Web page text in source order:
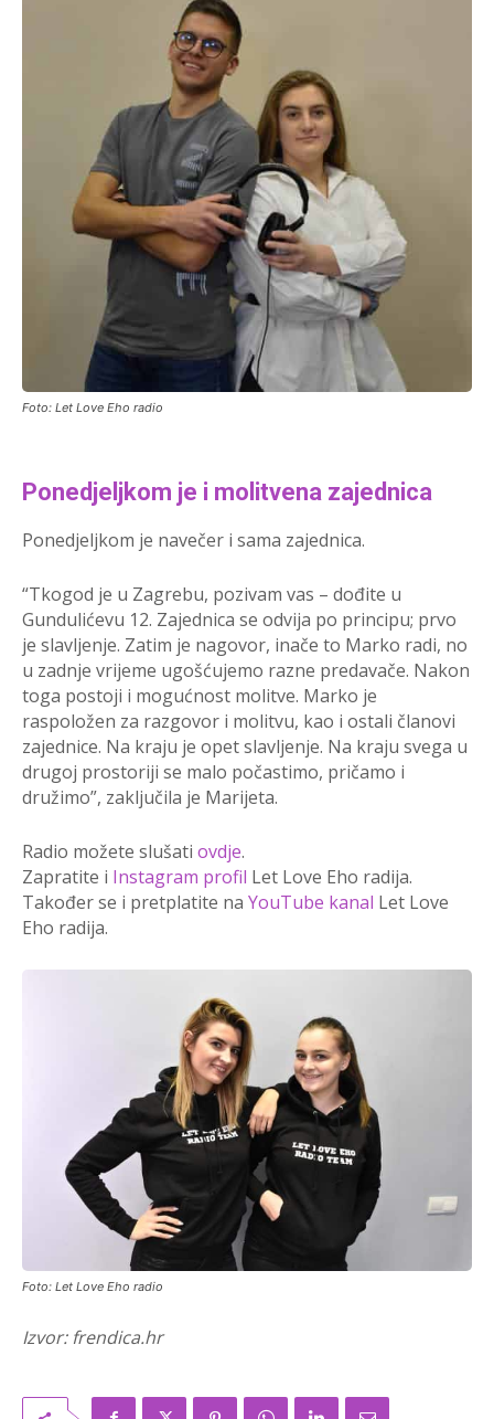
Foto: Let Love Eho radio
Ponedjeljkom je i molitvena zajednica
Ponedjeljkom je navečer i sama zajednica.
“Tkogod je u Zagrebu, pozivam vas – dođite u
Gundulićevu 12. Zajednica se odvija po principu; prvo
je slavljenje. Zatim je nagovor, inače to Marko radi, no
u zadnje vrijeme ugošćujemo razne predavače. Nakon
toga postoji i mogućnost molitve. Marko je
raspoložen za razgovor i molitvu, kao i ostali članovi
zajednice. Na kraju je opet slavljenje. Na kraju svega u
drugoj prostoriji se malo počastimo, pričamo i
družimo”, zaključila je Marijeta.
Radio možete slušati ovdje.
Zapratite i Instagram profil Let Love Eho radija.
Također se i pretplatite na YouTube kanal Let Love
Eho radija.
Foto: Let Love Eho radio
Izvor: frendica.hr